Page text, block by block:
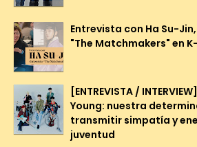
Entrevista con Ha Su-
"The Matchmakers" en
[ENTREVISTA /
Young: nuestra
transmitir simpatía y
juventud